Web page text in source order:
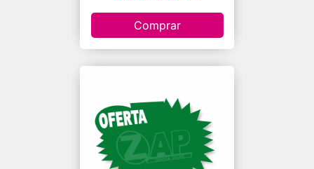
Comprar